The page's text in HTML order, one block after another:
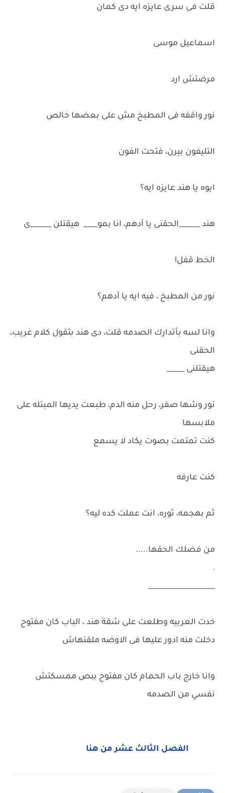
قلت فى سرى عايزه ايه دى كمان
اسماعيل موسى
مرضتش ارد
نور واقفه فى المطبخ مش على بعضها خالص
التليفون بيرن، فتحت الفون
ايوه يا هند عايزه ايه؟
هند ______الحقنى يا أدهم، انا بمو____ هيقتلن ______ى
الخط قفل!
نور من المطبخ ، فيه ايه يا أدهم؟
وانا لسه بأتدارك الصدمه قلت، دى هند بتقول كلام غريب،
الحقنى
هيقتلنى _____
نور وشها صفر، رحل منه الدم، طبعت يديها المبتله على
ملابسها
كنت تمتمت بصوت يكاد لا يسمع
كنت عارفه
ثم بهجمه، ثوره، انت عملت كده ليه؟
من فضلك الحقها.....
.
___________________
خدت العربيه وطلعت على شقة هند ، الباب كان مفتوح
دخلت منه ادور عليها فى الاوضه ملقتهاش
وانا خارج باب الحمام كان مفتوح ببص ممسكتش
نفسي من الصدمه
الفصل الثالث عشر من هنا